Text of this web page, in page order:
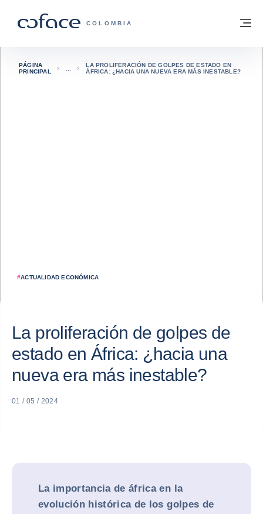
COFACE - FOR TRADE
COLOMBIA
Volver a la página principal
#ACTUALIDAD ECONÓMICA
PÁGINA
PRINCIPAL
LA PROLIFERACIÓN DE GOLPES DE ESTADO EN
ÁFRICA: ¿HACIA UNA NUEVA ERA MÁS INESTABLE?
La proliferación de golpes de
estado en África: ¿hacia una
nueva era más inestable?
01 / 05 / 2024
La importancia de áfrica en la
evolución histórica de los golpes de